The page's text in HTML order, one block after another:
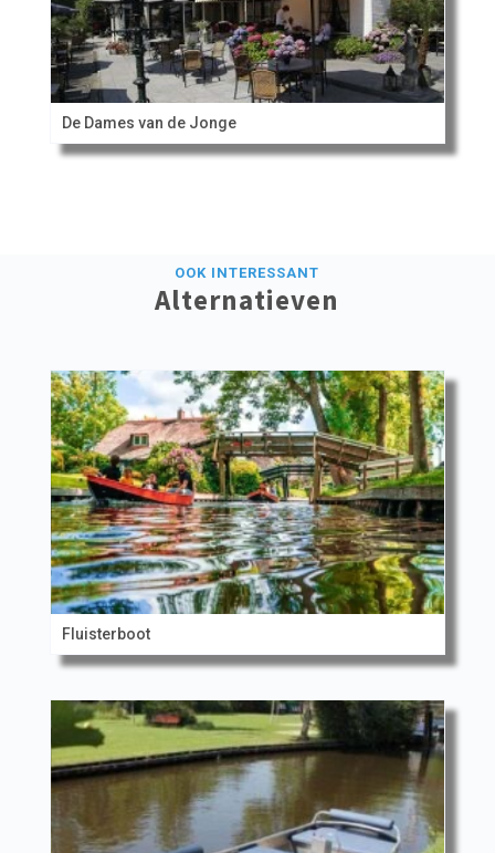
De Dames van de Jonge
OOK INTERESSANT
Alternatieven
Fluisterboot